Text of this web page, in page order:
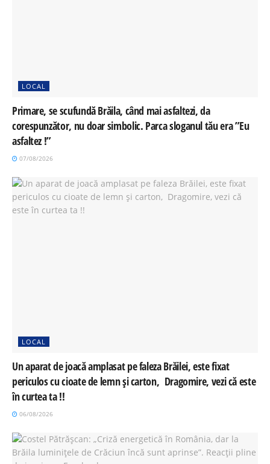
LOCAL
Primare, se scufundă Brăila, când mai asfaltezi, da
corespunzător, nu doar simbolic. Parca sloganul tău era ”Eu
asfaltez !”
07/08/2026
LOCAL
Un aparat de joacă amplasat pe faleza Brăilei, este fixat
periculos cu cioate de lemn și carton, Dragomire, vezi că este
în curtea ta !!
06/08/2026